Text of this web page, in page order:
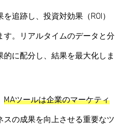
追跡し、投資対効果（ROI）
す。リアルタイムのデータと分
に配分し、結果を最大化しま
MAツールは企業のマーケティ
スの成果を向上させる重要なツ